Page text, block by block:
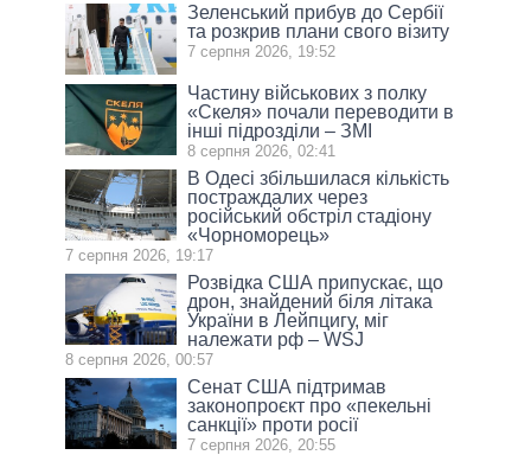
Зеленський прибув до Сербії
та розкрив плани свого візиту
7 серпня 2026, 19:52
Частину військових з полку
«Скеля» почали переводити в
інші підрозділи – ЗМІ
8 серпня 2026, 02:41
В Одесі збільшилася кількість
постраждалих через
російський обстріл стадіону
«Чорноморець»
7 серпня 2026, 19:17
Розвідка США припускає, що
дрон, знайдений біля літака
України в Лейпцигу, міг
належати рф – WSJ
8 серпня 2026, 00:57
Сенат США підтримав
законопроєкт про «пекельні
санкції» проти росії
7 серпня 2026, 20:55